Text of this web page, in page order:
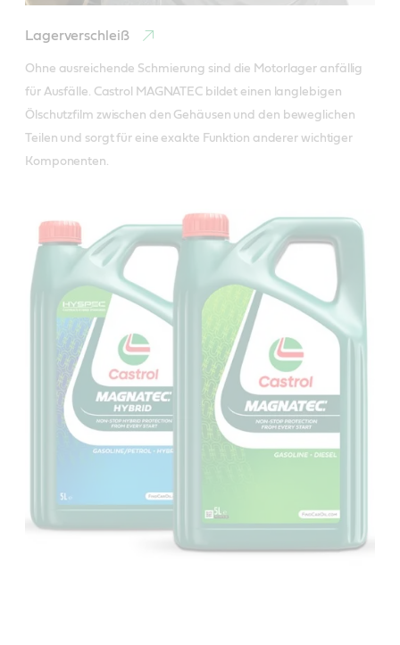
Lagerverschleiß
Ohne ausreichende Schmierung sind die Motorlager anfällig
für Ausfälle. Castrol MAGNATEC bildet einen langlebigen
Ölschutzfilm zwischen den Gehäusen und den beweglichen
Teilen und sorgt für eine exakte Funktion anderer wichtiger